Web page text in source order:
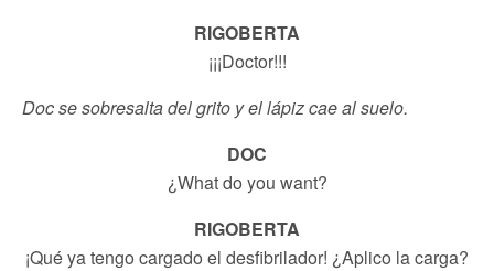
RIGOBERTA
¡¡¡Doctor!!!
Doc se sobresalta del grito y el lápiz cae al suelo.
DOC
¿What do you want?
RIGOBERTA
¡Qué ya tengo cargado el desfibrilador! ¿Aplico la carga?